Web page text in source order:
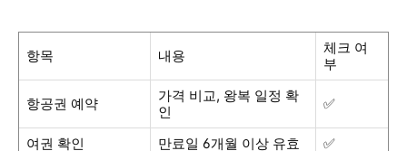
항목 내용
체크 여
부
항공권 예약
가격 비교, 왕복 일정 확
인
✅
여권 확인 만료일 6개월 이상 유효
✅